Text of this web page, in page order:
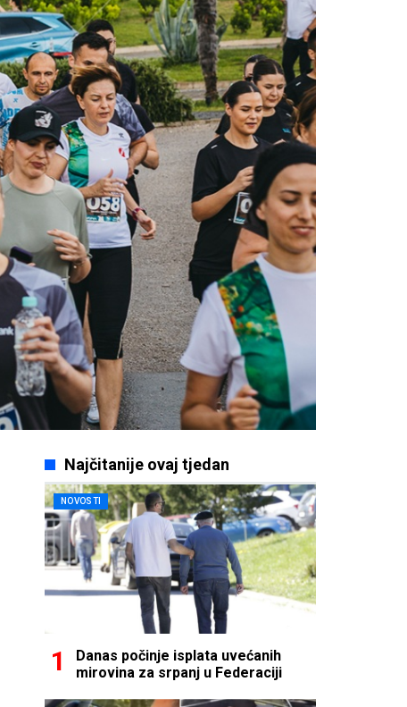
Najčitanije ovaj tjedan
NOVOSTI
Danas počinje isplata uvećanih
mirovina za srpanj u Federaciji